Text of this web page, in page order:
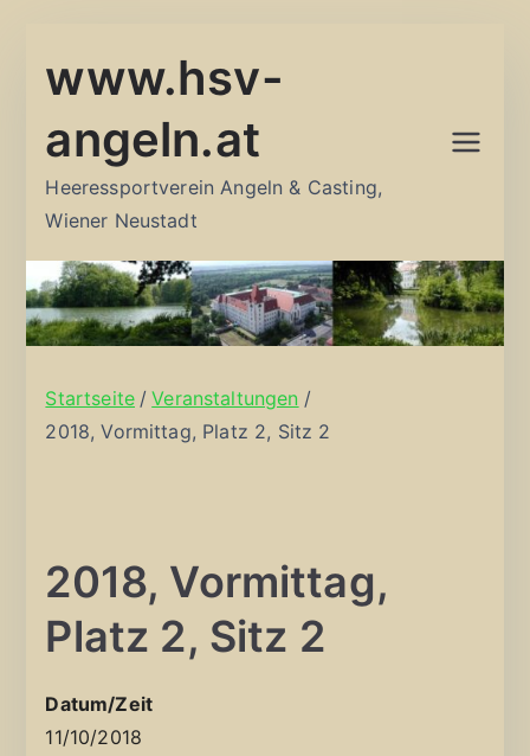
Inhalt
www.hsv-
angeln.at
Heeressportverein Angeln & Casting,
Wiener Neustadt
Startseite
Veranstaltungen
2018, Vormittag, Platz 2, Sitz 2
2018, Vormittag,
Platz 2, Sitz 2
Datum/Zeit
11/10/2018